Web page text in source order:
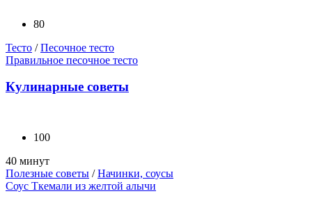
80
Тесто /Песочное тесто
Правильное песочное тесто
Кулинарные советы
100
40 минут
Полезные советы /Начинки, соусы
Соус Ткемали из желтой алычи